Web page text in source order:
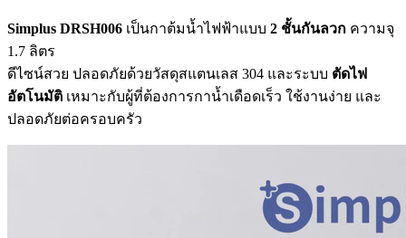
Simplus DRSH006 เป็นกาต้มน้ำไฟฟ้าแบบ 2 ชั้นกันลวก ความจุ
1.7 ลิตร
ดีไซน์สวย ปลอดภัยด้วยวัสดุสแตนเลส 304 และระบบ ตัดไฟ
อัตโนมัติ เหมาะกับผู้ที่ต้องการกาน้ำเดือดเร็ว ใช้งานง่าย และ
ปลอดภัยต่อครอบครัว